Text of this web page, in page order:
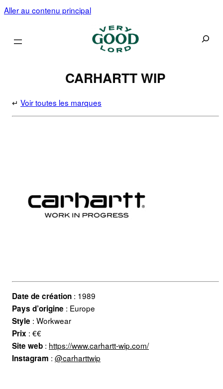
Aller au contenu principal
CARHARTT WIP
↵ Voir toutes les marques
Date de création : 1989
Pays d’origine : Europe
Style : Workwear
Prix : €€
Site web : https://www.carhartt-wip.com/
Instagram : @carharttwip